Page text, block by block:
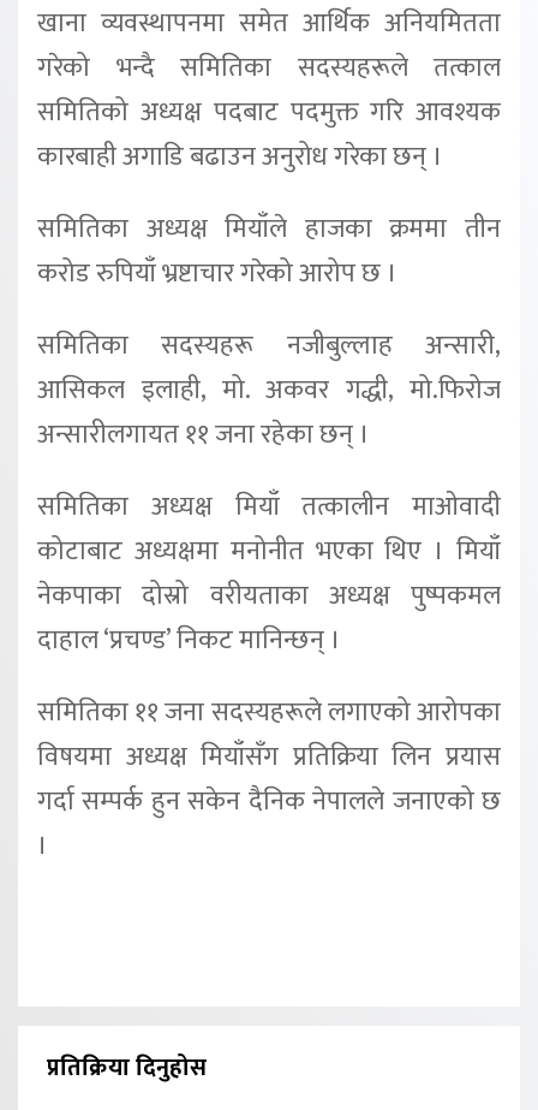
खाना व्यवस्थापनमा समेत आर्थिक अनियमितता
गरेको भन्दै समितिका सदस्यहरूले तत्काल
समितिको अध्यक्ष पदबाट पदमुक्त गरि आवश्यक
कारबाही अगाडि बढाउन अनुरोध गरेका छन् ।
समितिका अध्यक्ष मियाँले हाजका क्रममा तीन
करोड रुपियाँ भ्रष्टाचार गरेको आरोप छ ।
समितिका सदस्यहरू नजीबुल्लाह अन्सारी,
आसिकल इलाही, मो. अकवर गद्धी, मो.फिरोज
अन्सारीलगायत ११ जना रहेका छन् ।
समितिका अध्यक्ष मियाँ तत्कालीन माओवादी
कोटाबाट अध्यक्षमा मनोनीत भएका थिए । मियाँ
नेकपाका दोस्रो वरीयताका अध्यक्ष पुष्पकमल
दाहाल ‘प्रचण्ड’ निकट मानिन्छन् ।
समितिका ११ जना सदस्यहरूले लगाएको आरोपका
विषयमा अध्यक्ष मियाँसँग प्रतिक्रिया लिन प्रयास
गर्दा सम्पर्क हुन सकेन दैनिक नेपालले जनाएको छ
।
प्रतिक्रिया दिनुहोस